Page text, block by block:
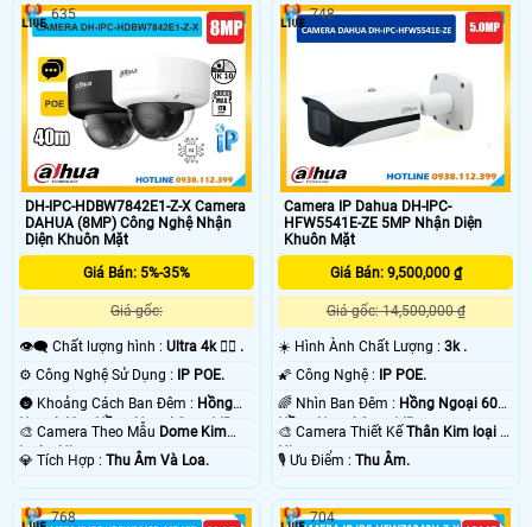
DH-IPC-HDBW7842E1-Z-X Camera
DAHUA (8MP) Công Nghệ Nhận
Diện Khuôn Mặt
Giá Bán: 5%-35%
Giá gốc:
👁️‍🗨 Chất lượng hình : Ultra 4k 👍🏾 .
⚙ Công Nghệ Sử Dụng :
IP POE.
🌚 Khoảng Cách Ban Đêm : Hồng
Ngoại 40m Hồng Ngoại Smart IR.
🎨 Camera Theo Mẫu Dome Kim
loại + Nhựa. ️💎 Tích Hợp : Thu Âm Và Loa.
635
Camera IP Dahua DH-IPC-
HFW5541E-ZE 5MP Nhận Diện
Khuôn Mặt
Giá Bán: 9,500,000 ₫
Giá gốc: 14,500,000 ₫
☀️ Hình Ành Chất Lượng :3k .
🌠 Công Nghệ :
IP POE.
🌈 Nhìn Ban Đêm : Hồng Ngoại 60m
Hồng Ngoại Smart IR.
🎨 Camera Thiết KếThân Kim loại +
Nhựa.
️🎙 Ưu Điểm :Thu Âm.
748
768 704